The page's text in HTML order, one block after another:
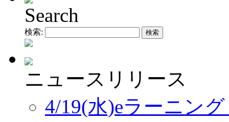
Search
検索:
ニュースリリース
4/19(水)eラーニン